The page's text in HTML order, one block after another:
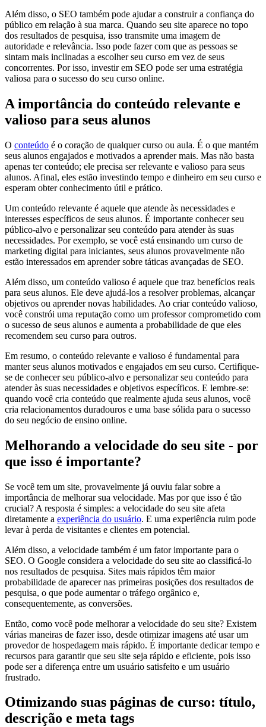
Além disso, o SEO também pode ajudar a construir a confiança do
público em relação à sua marca. Quando seu site aparece no topo
dos resultados de pesquisa, isso transmite uma imagem de
autoridade e relevância. Isso pode fazer com que as pessoas se
sintam mais inclinadas a escolher seu curso em vez de seus
concorrentes. Por isso, investir em SEO pode ser uma estratégia
valiosa para o sucesso do seu curso online.
A importância do conteúdo relevante e
valioso para seus alunos
O conteúdo é o coração de qualquer curso ou aula. É o que mantém
seus alunos engajados e motivados a aprender mais. Mas não basta
apenas ter conteúdo; ele precisa ser relevante e valioso para seus
alunos. Afinal, eles estão investindo tempo e dinheiro em seu curso e
esperam obter conhecimento útil e prático.
Um conteúdo relevante é aquele que atende às necessidades e
interesses específicos de seus alunos. É importante conhecer seu
público-alvo e personalizar seu conteúdo para atender às suas
necessidades. Por exemplo, se você está ensinando um curso de
marketing digital para iniciantes, seus alunos provavelmente não
estão interessados em aprender sobre táticas avançadas de SEO.
Além disso, um conteúdo valioso é aquele que traz benefícios reais
para seus alunos. Ele deve ajudá-los a resolver problemas, alcançar
objetivos ou aprender novas habilidades. Ao criar conteúdo valioso,
você constrói uma reputação como um professor comprometido com
o sucesso de seus alunos e aumenta a probabilidade de que eles
recomendem seu curso para outros.
Em resumo, o conteúdo relevante e valioso é fundamental para
manter seus alunos motivados e engajados em seu curso. Certifique-
se de conhecer seu público-alvo e personalizar seu conteúdo para
atender às suas necessidades e objetivos específicos. E lembre-se:
quando você cria conteúdo que realmente ajuda seus alunos, você
cria relacionamentos duradouros e uma base sólida para o sucesso
do seu negócio de ensino online.
Melhorando a velocidade do seu site - por
que isso é importante?
Se você tem um site, provavelmente já ouviu falar sobre a
importância de melhorar sua velocidade. Mas por que isso é tão
crucial? A resposta é simples: a velocidade do seu site afeta
diretamente a experiência do usuário. E uma experiência ruim pode
levar à perda de visitantes e clientes em potencial.
Além disso, a velocidade também é um fator importante para o
SEO. O Google considera a velocidade do seu site ao classificá-lo
nos resultados de pesquisa. Sites mais rápidos têm maior
probabilidade de aparecer nas primeiras posições dos resultados de
pesquisa, o que pode aumentar o tráfego orgânico e,
consequentemente, as conversões.
Então, como você pode melhorar a velocidade do seu site? Existem
várias maneiras de fazer isso, desde otimizar imagens até usar um
provedor de hospedagem mais rápido. É importante dedicar tempo e
recursos para garantir que seu site seja rápido e eficiente, pois isso
pode ser a diferença entre um usuário satisfeito e um usuário
frustrado.
Otimizando suas páginas de curso: título,
descrição e meta tags